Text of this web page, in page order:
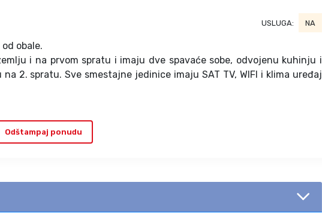
USLUGA: NA
obale.
i na prvom spratu i imaju dve spavaće sobe, odvojenu kuhinju i
2. spratu. Sve smestajne jedinice imaju SAT TV, WIFI i klima uređaj
Odštampaj ponudu